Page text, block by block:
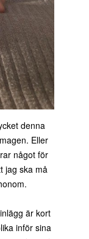
denna
Eller
något för
jag ska må
är kort
inför sina